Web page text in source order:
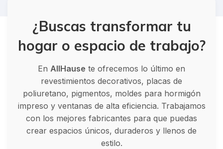
¿Buscas transformar tu
hogar o espacio de trabajo?
En AllHause te ofrecemos lo último en
revestimientos decorativos, placas de
poliuretano, pigmentos, moldes para hormigón
impreso y ventanas de alta eficiencia. Trabajamos
con los mejores fabricantes para que puedas
crear espacios únicos, duraderos y llenos de
estilo.